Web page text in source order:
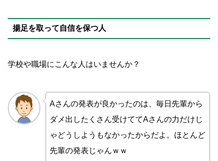
揚足を取って自信を保つ人
学校や職場にこんな人はいませんか？
Aさんの発表が良かったのは、毎日先輩から
ダメ出したくさん受けててAさんの力だけじ
ゃどうしようもなかったからだよ。ほとんど
先輩の発表じゃんｗｗ